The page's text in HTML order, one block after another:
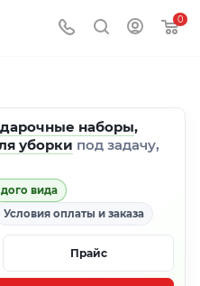
0
наборы,
уборки под задачу,
вида
Условия оплаты и заказа
Прайс